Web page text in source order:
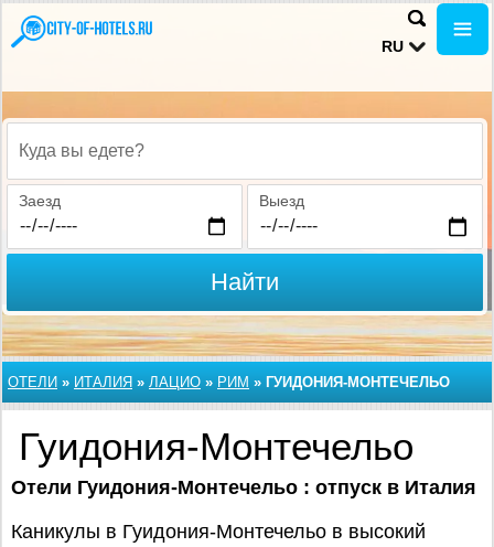
RU
Куда вы едете?
Заезд Выезд
Найти
ОТЕЛИ » ИТАЛИЯ » ЛАЦИО » РИМ » ГУИДОНИЯ-МОНТЕЧЕЛЬО
Гуидония-Монтечельо
Отели Гуидония-Монтечельо : отпуск в Италия
Каникулы в Гуидония-Монтечельо в высокий